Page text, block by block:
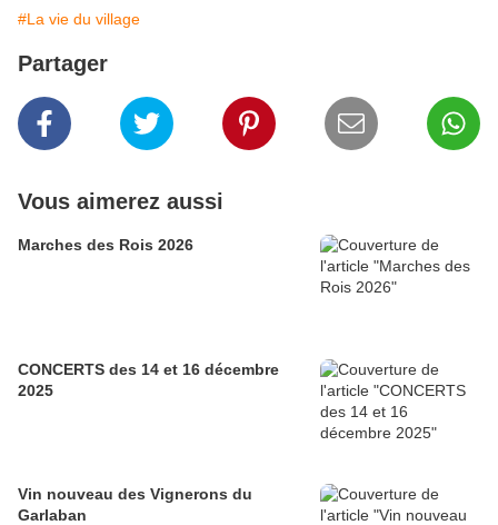
#La vie du village
Partager
Vous aimerez aussi
Marches des Rois 2026
CONCERTS des 14 et 16 décembre
2025
Vin nouveau des Vignerons du
Garlaban